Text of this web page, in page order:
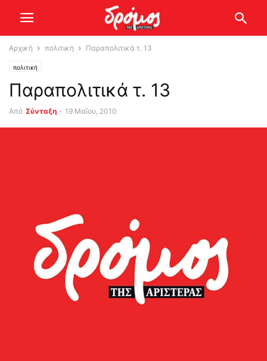
Αρχική πολιτική Παραπολιτικά τ. 13
πολιτική
Παραπολιτικά τ. 13
Από Σύνταξη - 19 Μαΐου, 2010